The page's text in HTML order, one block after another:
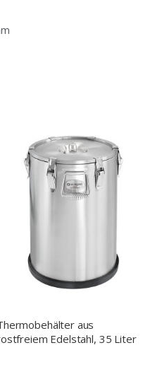
aus
Edelstahl, 35 Liter